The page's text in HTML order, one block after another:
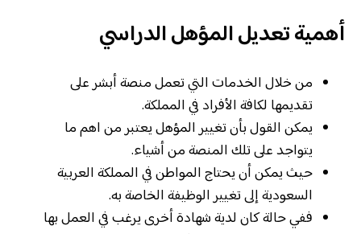
أهمية تعديل المؤهل الدراسي
من خلال الخدمات التي تعمل منصة أبشر على
تقديمها لكافة الأفراد في المملكة.
يمكن القول بأن تغيير المؤهل يعتبر من اهم ما
يتواجد على تلك المنصة من أشياء.
حيث يمكن أن يحتاج المواطن في المملكة العربية
السعودية إلى تغيير الوظيفة الخاصة به.
ففي حالة كان لدية شهادة أخرى يرغب في العمل بها